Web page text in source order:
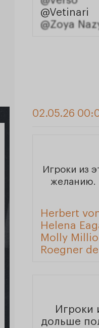
@Vetinari
@Zoya
02.05.26
Игроки из
желанию.
Herbert
Helena
Molly
Roegner
Игроки
дольше